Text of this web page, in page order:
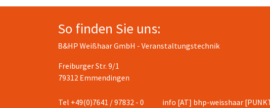
So finden Sie uns:
B&HP Weißhaar GmbH - Veranstaltungstechnik
Freiburger Str. 9/1
79312 Emmendingen
Tel +49(0)7641 / 97832 - 0 info [AT] bhp-weisshaar